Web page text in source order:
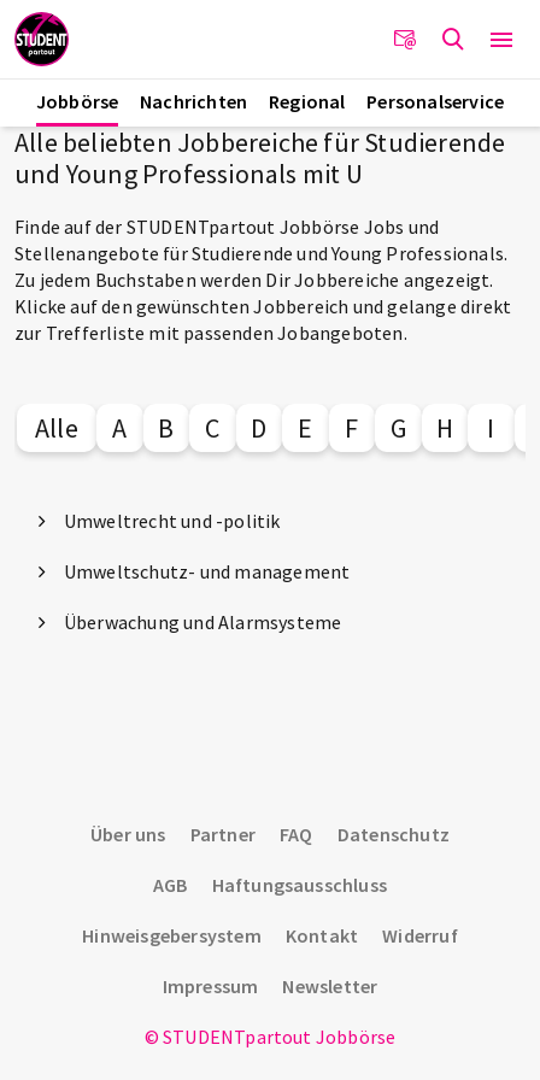
Jobbörse Nachrichten Regional Personalservice
Alle beliebten Jobbereiche für Studierende
und Young Professionals mit U
Finde auf der STUDENTpartout Jobbörse Jobs und
Stellenangebote für Studierende und Young Professionals.
Zu jedem Buchstaben werden Dir Jobbereiche angezeigt.
Klicke auf den gewünschten Jobbereich und gelange direkt
zur Trefferliste mit passenden Jobangeboten.
A B C D E F G H I
Alle
Umweltrecht und -politik
Umweltschutz- und management
Überwachung und Alarmsysteme
Über uns Partner FAQ Datenschutz
AGB Haftungsausschluss
Hinweisgebersystem Kontakt Widerruf
Impressum Newsletter
© STUDENTpartout Jobbörse